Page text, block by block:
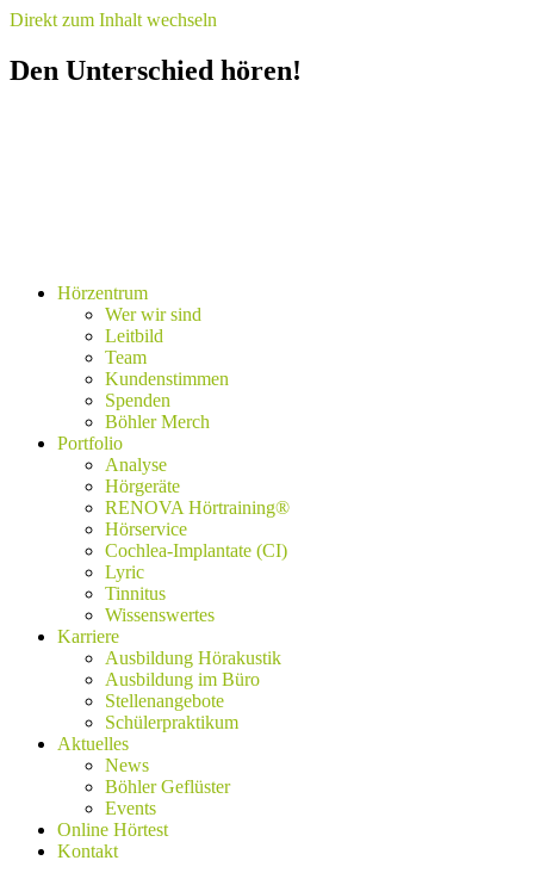
Direkt zum Inhalt wechseln
Den Unterschied hören!
Hörzentrum
Wer wir sind
Leitbild
Team
Kundenstimmen
Spenden
Böhler Merch
Portfolio
Analyse
Hörgeräte
RENOVA Hörtraining®
Hörservice
Cochlea-Implantate (CI)
Lyric
Tinnitus
Wissenswertes
Karriere
Ausbildung Hörakustik
Ausbildung im Büro
Stellenangebote
Schülerpraktikum
Aktuelles
News
Böhler Geflüster
Events
Online Hörtest
Kontakt